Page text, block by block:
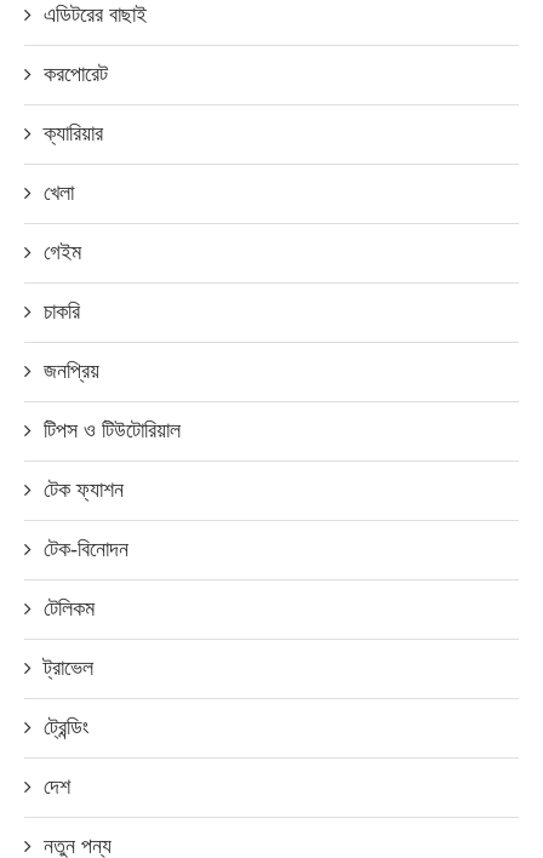
এডিটরের বাছাই
করপোরেট
ক্যারিয়ার
খেলা
গেইম
চাকরি
জনপ্রিয়
টিপস ও টিউটোরিয়াল
টেক ফ্যাশন
টেক-বিনোদন
টেলিকম
ট্রাভেল
ট্রেন্ডিং
দেশ
নতুন পন্য